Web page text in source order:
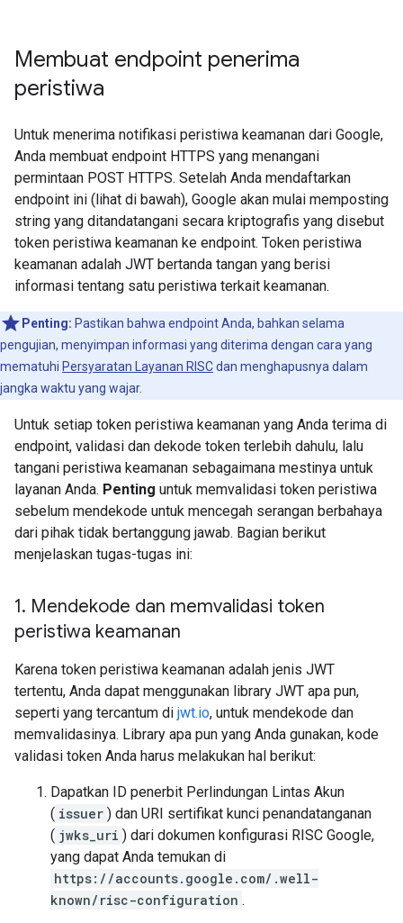
Membuat endpoint penerima
peristiwa
Untuk menerima notifikasi peristiwa keamanan dari Google,
Anda membuat endpoint HTTPS yang menangani
permintaan POST HTTPS. Setelah Anda mendaftarkan
endpoint ini (lihat di bawah), Google akan mulai memposting
string yang ditandatangani secara kriptografis yang disebut
token peristiwa keamanan ke endpoint. Token peristiwa
keamanan adalah JWT bertanda tangan yang berisi
informasi tentang satu peristiwa terkait keamanan.
Penting: Pastikan bahwa endpoint Anda, bahkan selama
pengujian, menyimpan informasi yang diterima dengan cara yang
mematuhi Persyaratan Layanan RISCdan menghapusnya dalam
jangka waktu yang wajar.
Untuk setiap token peristiwa keamanan yang Anda terima di
endpoint, validasi dan dekode token terlebih dahulu, lalu
tangani peristiwa keamanan sebagaimana mestinya untuk
layanan Anda. Penting untuk memvalidasi token peristiwa
sebelum mendekode untuk mencegah serangan berbahaya
dari pihak tidak bertanggung jawab. Bagian berikut
menjelaskan tugas-tugas ini:
1. Mendekode dan memvalidasi token
peristiwa keamanan
Karena token peristiwa keamanan adalah jenis JWT
tertentu, Anda dapat menggunakan library JWT apa pun,
seperti yang tercantum di jwt.io, untuk mendekode dan
memvalidasinya. Library apa pun yang Anda gunakan, kode
validasi token Anda harus melakukan hal berikut:
Dapatkan ID penerbit Perlindungan Lintas Akun
( issuer ) dan URI sertifikat kunci penandatanganan
( jwks_uri ) dari dokumen konfigurasi RISC Google,
yang dapat Anda temukan di
https://accounts.google.com/.well-
known/risc-configuration .